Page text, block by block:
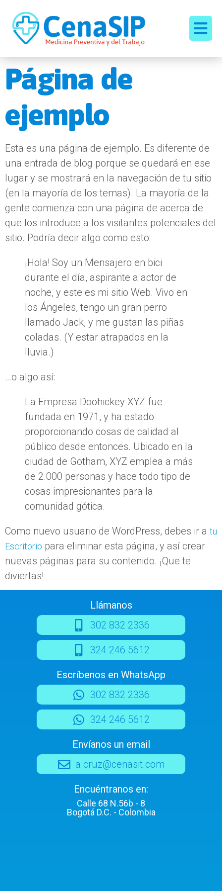
Página de
ejemplo
Esta es una página de ejemplo. Es diferente de
una entrada de blog porque se quedará en ese
lugar y se mostrará en la navegación de tu sitio
(en la mayoría de los temas). La mayoría de la
gente comienza con una página de acerca de
que los introduce a los visitantes potenciales del
sitio. Podría decir algo como esto:
¡Hola! Soy un Mensajero en bici
durante el día, aspirante a actor de
noche, y este es mi sitio Web. Vivo en
los Ángeles, tengo un gran perro
llamado Jack, y me gustan las piñas
coladas. (Y estar atrapados en la
lluvia.)
…o algo así:
La Empresa Doohickey XYZ fue
fundada en 1971, y ha estado
proporcionando cosas de calidad al
público desde entonces. Ubicado en la
ciudad de Gotham, XYZ emplea a más
de 2.000 personas y hace todo tipo de
cosas impresionantes para la
comunidad gótica.
Como nuevo usuario de WordPress, debes ir a tu
Escritorio para eliminar esta página, y así crear
nuevas páginas para su contenido. ¡Que te
diviertas!
Llámanos
302 832 2336
324 246 5612
Escríbenos en WhatsApp
302 832 2336
324 246 5612
Envíanos un email
a.cruz@cenasit.com
Encuéntranos en:
Calle 68 N.56b - 8
Bogotá D.C. - Colombia